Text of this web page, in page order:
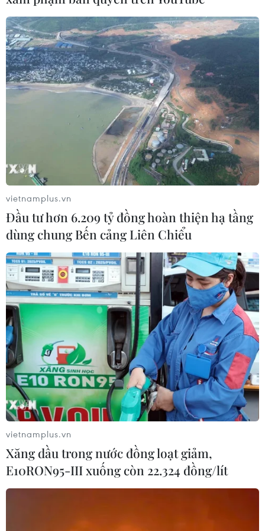
cho người đi bộ
14/03/2017 01:49
Cùng với Thành phố Hồ Chí Minh và Hà Nội, Hải Phòng
đang triển khai chiến dịch lấy lại vỉa hè cho người đi bộ
một cách quyết liệt.
vietnamplus.vn
Đầu tư hơn 6.209 tỷ đồng hoàn thiện hạ tầng
dùng chung Bến cảng Liên Chiểu
vietnamplus.vn
Xăng dầu trong nước đồng loạt giảm,
E10RON95-III xuống còn 22.324 đồng/lít